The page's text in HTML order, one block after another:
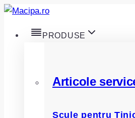
Skip
content
PRODUSE
Articole
Scule pentru